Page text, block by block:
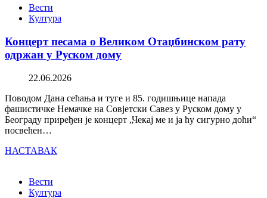
Вести
Култура
Концерт песама о Великом Отаџбинском рату
одржан у Руском дому
22.06.2026
Поводом Дана сећања и туге и 85. годишњице напада
фашистичке Немачке на Совјетски Савез у Руском дому у
Београду приређен је концерт „Чекај ме и ја ћу сигурно доћи“
посвећен…
НАСТАВАК
Вести
Култура